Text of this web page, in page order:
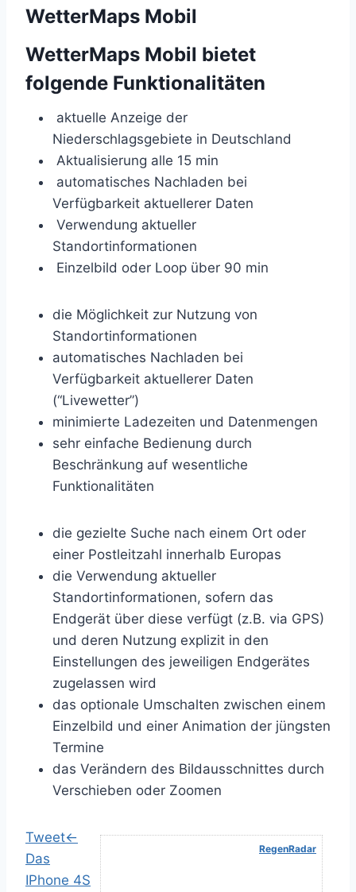
WetterMaps Mobil
WetterMaps Mobil bietet
folgende Funktionalitäten
aktuelle Anzeige der
Niederschlagsgebiete in Deutschland
Aktualisierung alle 15 min
automatisches Nachladen bei
Verfügbarkeit aktuellerer Daten
Verwendung aktueller
Standortinformationen
Einzelbild oder Loop über 90 min
die Möglichkeit zur Nutzung von
Standortinformationen
automatisches Nachladen bei
Verfügbarkeit aktuellerer Daten
(“Livewetter”)
minimierte Ladezeiten und Datenmengen
sehr einfache Bedienung durch
Beschränkung auf wesentliche
Funktionalitäten
die gezielte Suche nach einem Ort oder
einer Postleitzahl innerhalb Europas
die Verwendung aktueller
Standortinformationen, sofern das
Endgerät über diese verfügt (z.B. via GPS)
und deren Nutzung explizit in den
Einstellungen des jeweiligen Endgerätes
zugelassen wird
das optionale Umschalten zwischen einem
Einzelbild und einer Animation der jüngsten
Termine
das Verändern des Bildausschnittes durch
Verschieben oder Zoomen
RegenRadar
Tweet←
Das
IPhone 4S